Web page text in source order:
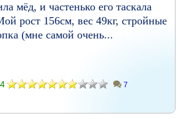
мёд, и частенько его таскала
рост 156см, вес 49кг, стройные
(мне самой очень...
7